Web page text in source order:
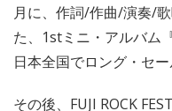
月に、作詞/作曲/演奏/
た、1stミニ・アルバム
日本全国でロング・セー
その後、FUJI ROCK